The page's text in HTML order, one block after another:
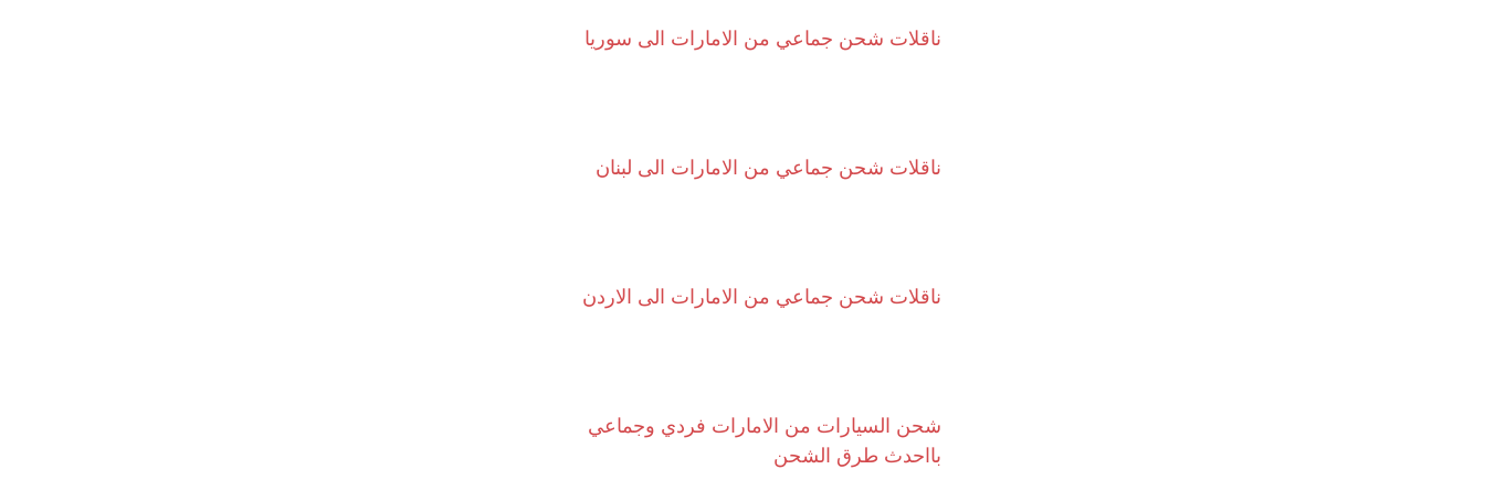
ناقلات شحن جماعي من الامارات الى سوريا
ناقلات شحن جماعي من الامارات الى لبنان
ناقلات شحن جماعي من الامارات الى الاردن
شحن السيارات من الامارات فردي وجماعي
بااحدث طرق الشحن